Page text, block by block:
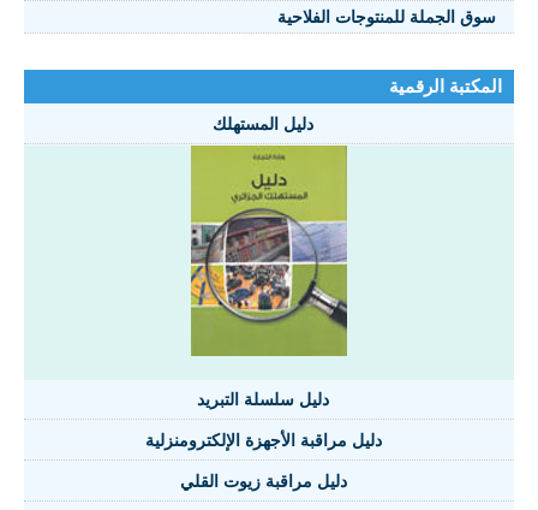
الجملة للمنتوجات الفلاحية
الرقمية
دليل المستهلك
دليل سلسلة التبريد
دليل مراقبة الأجهزة الإلكترومنزلية
دليل مراقبة زيوت القلي